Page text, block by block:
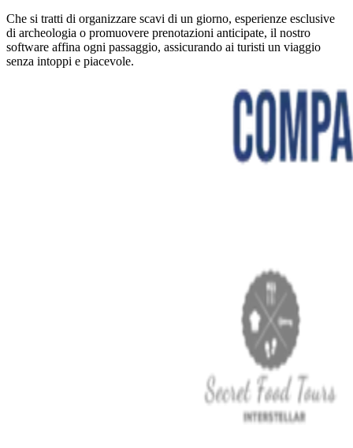
Che si tratti di organizzare scavi di un giorno, esperienze esclusive
di archeologia o promuovere prenotazioni anticipate, il nostro
software affina ogni passaggio, assicurando ai turisti un viaggio
senza intoppi e piacevole.